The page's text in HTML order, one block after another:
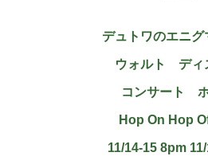
デュトワのエニグ
ウォルト ディ
コンサート
Hop On Hop
11/14-15 8pm